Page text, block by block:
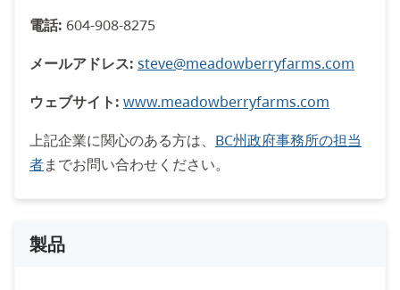
電話: 604-908-8275
メールアドレス: steve@meadowberryfarms.com
ウェブサイト: www.meadowberryfarms.com
上記企業に関心のある方は、 BC州政府事務所の担当
者までお問い合わせください。
製品